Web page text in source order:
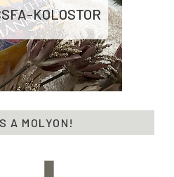
KOLOSTOR
A MOLYON!